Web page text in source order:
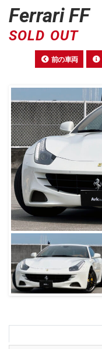
Ferrari FF
前の車両